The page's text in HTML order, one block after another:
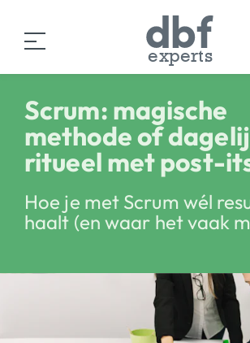
experts
Scrum: magische
methode of
ritueel met post-
Hoe je met Scrum wél
haalt (en waar het vaak